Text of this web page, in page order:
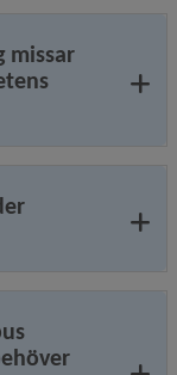
missar